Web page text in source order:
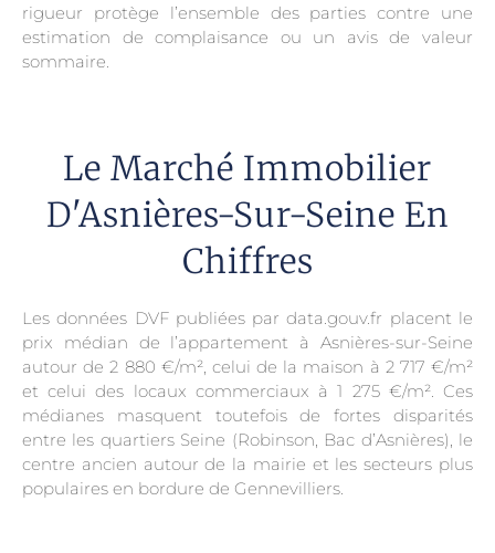
rigueur protège l’ensemble des parties contre une
estimation de complaisance ou un avis de valeur
sommaire.
Le Marché Immobilier
D'Asnières-Sur-Seine En
Chiffres
Les données DVF publiées par data.gouv.fr placent le
prix médian de l’appartement à Asnières-sur-Seine
autour de 2 880 €/m², celui de la maison à 2 717 €/m²
et celui des locaux commerciaux à 1 275 €/m². Ces
médianes masquent toutefois de fortes disparités
entre les quartiers Seine (Robinson, Bac d’Asnières), le
centre ancien autour de la mairie et les secteurs plus
populaires en bordure de Gennevilliers.